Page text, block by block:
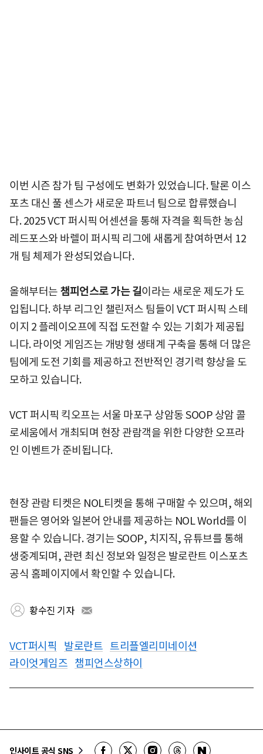
이번 시즌 참가 팀 구성에도 변화가 있었습니다. 탈론 이스
포츠 대신 풀 센스가 새로운 파트너 팀으로 합류했습니
다. 2025 VCT 퍼시픽 어센션을 통해 자격을 획득한 농심
레드포스와 바렐이 퍼시픽 리그에 새롭게 참여하면서 12
개 팀 체제가 완성되었습니다.
올해부터는 챔피언스로 가는 길이라는 새로운 제도가 도
입됩니다. 하부 리그인 챌린저스 팀들이 VCT 퍼시픽 스테
이지 2 플레이오프에 직접 도전할 수 있는 기회가 제공됩
니다. 라이엇 게임즈는 개방형 생태계 구축을 통해 더 많은
팀에게 도전 기회를 제공하고 전반적인 경기력 향상을 도
모하고 있습니다.
VCT 퍼시픽 킥오프는 서울 마포구 상암동 SOOP 상암 콜
로세움에서 개최되며 현장 관람객을 위한 다양한 오프라
인 이벤트가 준비됩니다.
현장 관람 티켓은 NOL티켓을 통해 구매할 수 있으며, 해외
팬들은 영어와 일본어 안내를 제공하는 NOL World를 이
용할 수 있습니다. 경기는 SOOP, 치지직, 유튜브를 통해
생중계되며, 관련 최신 정보와 일정은 발로란트 이스포츠
공식 홈페이지에서 확인할 수 있습니다.
황수진 기자
VCT퍼시픽 발로란트 트리플엘리미네이션
라이엇게임즈 챔피언스상하이
인사이트 공식 SNS